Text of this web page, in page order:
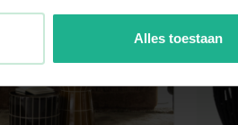
Alles toestaan